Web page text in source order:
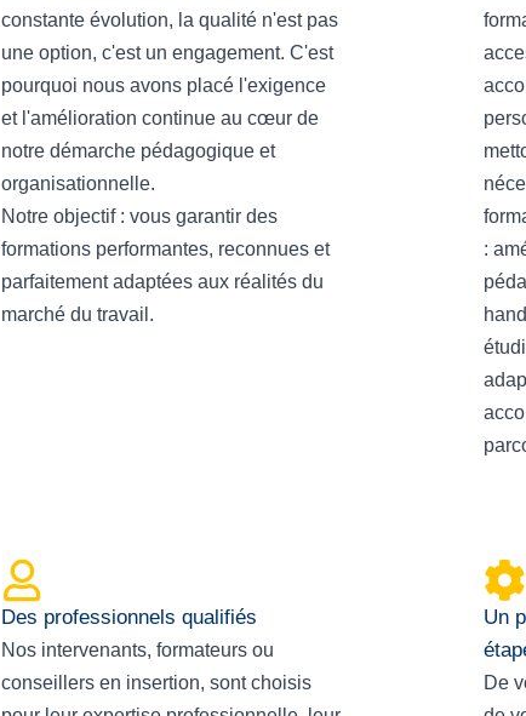
constante évolution, la qualité n'est pas
une option, c'est un engagement. C'est
pourquoi nous avons placé l'exigence
et l'amélioration continue au cœur de
notre démarche pédagogique et
organisationnelle.
Notre objectif : vous garantir des
formations performantes, reconnues et
parfaitement adaptées aux réalités du
marché du travail.
:
Des professionnels qualifiés
Nos intervenants, formateurs ou
conseillers en insertion, sont choisis
Un
De